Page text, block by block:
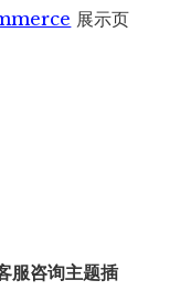
展示页
服咨询主题插